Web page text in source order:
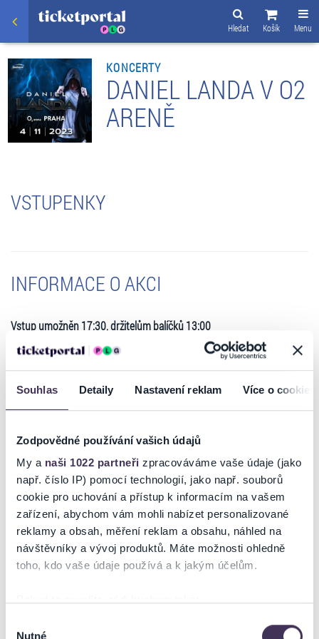
Souhlas Detaily Nastavení reklam Více o cookies
Zodpovědné používání vašich údajů
My a naši 1022 partneři zpracováváme vaše údaje (jako
např. číslo IP) pomocí technologií, jako např. souborů
cookie pro uchování a přístup k informacím na vašem
zařízení, abychom vám mohli nabízet personalizované
reklamy a obsah, měření reklam a obsahu, náhled na
návštěvníky a vývoj produktů. Máte možnosti ohledně
toho, kdo vaše údaje používá a k jakým účelům.
které mohou být přesné na několik metrů
Nutné
Menu
Košík
Hledat
KONCERTY
DANIEL LANDA V O2
ARENĚ
VSTUPENKY
INFORMACE O AKCI
Vstup umožněn 17:30, držitelům balíčků 13:00
Konečně dojde k dlouho očekávanému koncertu Daniela Landy
v nejprestižnějším koncertním prostoru České republiky.
divokého rockového nářezu. Kapela bude pro tuto jedinečnou
příležitost rozšířena na více než 20 hráčů včetně hudebních nástrojů
Tým Daniela Landy pro tuto událost připravuje specifické výtvarné
prostředí, které obří dávku emocí a energie znásobí.
Tato výjimečná událost nebude opakovatelná v žádném jiném
prostoru.
Pro své nejvěrnější fanoušky připravil Daniel Landa balíček „VIP
SPECIÁL: pohled do zákulisí“, který fanouškům umožní zažít koncert
opravdu nezapomenutelným způsobem.
„VIP SPECIÁL: pohled do zákulisí“ obsahuje
• Návštěva zázemí koncertu včetně přístupu ke cateringu pro štáb
• Exklusivní místo na sezení v blízkosti pódia v sektoru 102 (omezená
Číst více